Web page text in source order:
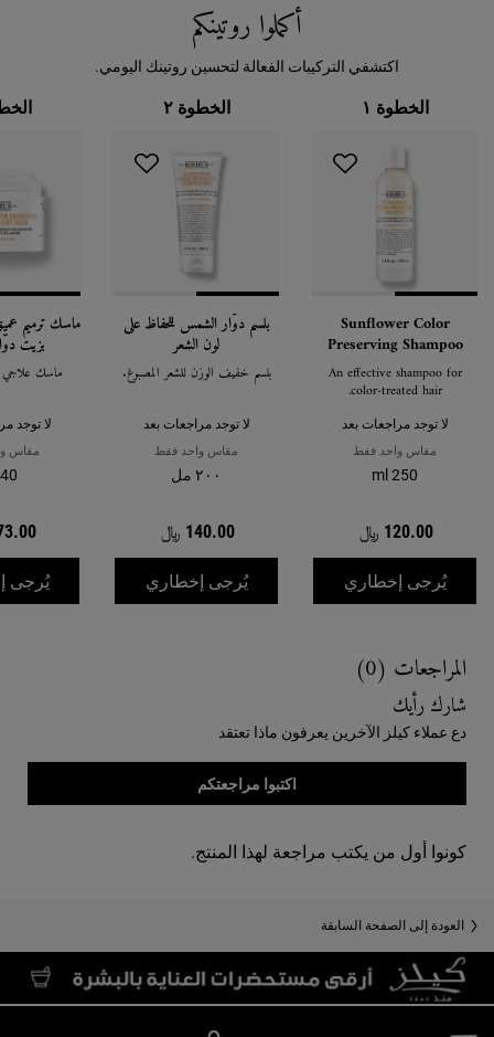
أكملوا روتينكم
اكتشفي التركيبات الفعالة لتحسين روتينك اليومي.
الخطوة ١
Sunflower Color
Preserving Shampoo
An effective shampoo for
color-treated hair.
لا توجد مراجعات بعد
مقاس واحد فقط
250 ml
120.00 ﷼
يُرجى إخطاري
الخطوة ٢
بلسم دوّار الشمس للحفاظ على
لون الشعر
بلسم خفيف الوزن للشعر المصبوغ.
لا توجد مراجعات بعد
مقاس واحد فقط
٢٠٠ مل
140.00 ﷼
يُرجى إخطاري
ماسك ترميم
بزيت
ماسك علاجي
لا توجد
مقاس
g
يُرجى
المراجعات (0)
شارك رأيك
دع عملاء كيلز الآخرين يعرفون ماذا تعتقد
اكتبوا مراجعتكم
كونوا أول من يكتب مراجعة لهذا المنتج.
العودة إلى الصفحة السابقة